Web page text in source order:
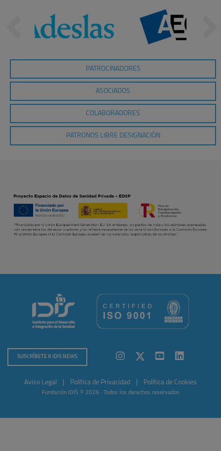
PATROCINADORES
ASOCIADOS
COLABORADORES
PATRONOS LIBRE DESIGNACIÓN
SUSCRÍBETE A IDIS NEWS
Aviso Legal Política de Privacidad Política de Cookies
Fundación IDIS © 2026 · Todos los derechos reservados